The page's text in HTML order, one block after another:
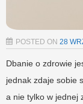
POSTED ON 28
Dbanie o zdrowie
jednak zdaje sobie
a nie tylko w jednej